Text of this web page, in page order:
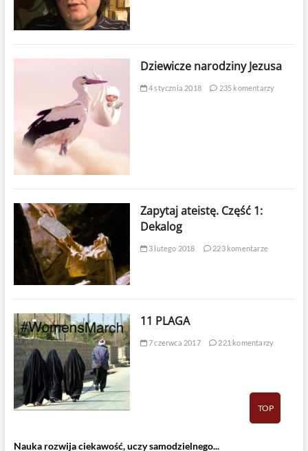
Dziewicze narodziny Jezusa
4 stycznia 2018 235 komentarzy
Zapytaj ateistę. Część 1:
Dekalog
3 lutego 2018 223 komentarze
11 PLAGA
7 czerwca 2017 221 komentarzy
Nauka rozwija ciekawość, uczy samodzielnego...
TOP